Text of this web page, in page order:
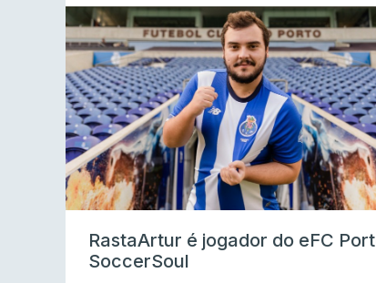
RastaArtur é jogador do eFC
SoccerSoul